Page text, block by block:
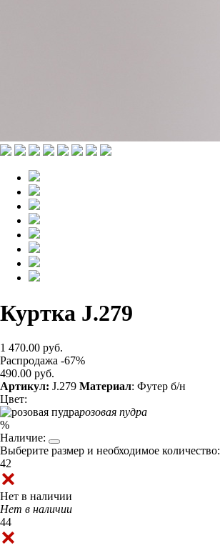
Куртка J.279
1 470.00 руб.
Распродажа -67%
490.00 руб.
Артикул: J.279 Материал: Футер б/н
Цвет:
розовая пудра
%
Наличие:
Выберите размер и необходимое количество:
42
Нет в наличии
Нет в наличии
44